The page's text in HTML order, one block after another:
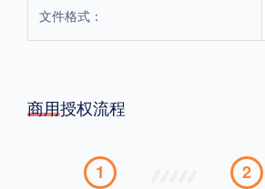
文件格式：
商用授权流程
1 2